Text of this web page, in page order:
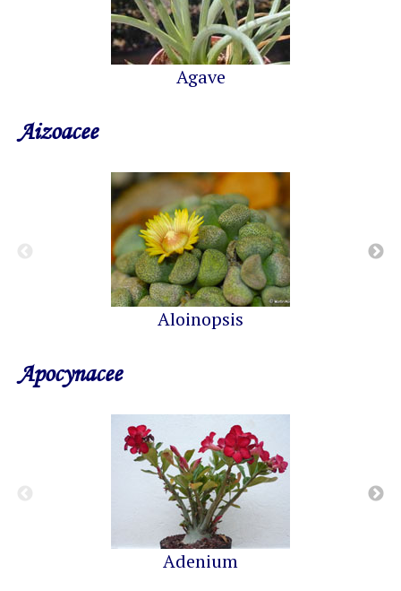
Agave
Aizoacee
Aloinopsis
Apocynacee
Adenium